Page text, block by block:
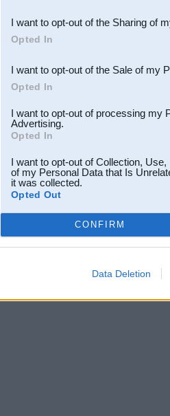
Downstream Participants
third parties.
I want to opt-out of the Sharing of
Opted In
I want to opt-out of the Sale of my
Opted In
I want to opt-out of processing my
Advertising.
Opted In
I want to opt-out of Collection,
of my Personal Data that Is
it was collected.
Opted Out
CONFIRM
Data Deletion